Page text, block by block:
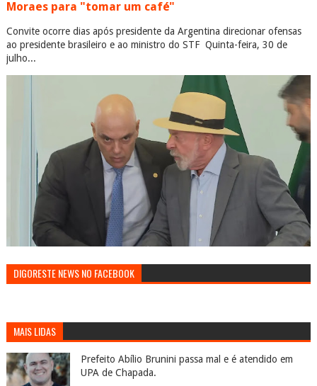
Moraes para "tomar um café"
Convite ocorre dias após presidente da Argentina direcionar ofensas
ao presidente brasileiro e ao ministro do STF Quinta-feira, 30 de
julho...
DIGORESTE NEWS NO FACEBOOK
MAIS LIDAS
Prefeito Abílio Brunini passa mal e é atendido em
UPA de Chapada.